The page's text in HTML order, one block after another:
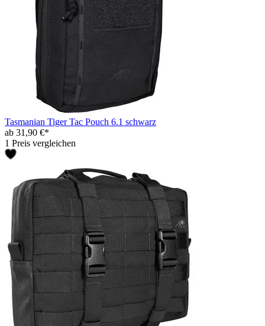
Tasmanian Tiger Tac Pouch 6.1 schwarz
ab 31,90 €*
1 Preis vergleichen